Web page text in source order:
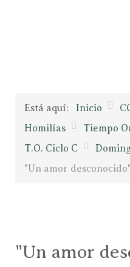
Está aquí: Inicio
Homilías
Tiempo
T.O. Ciclo C
"Un amor desconocido"
"Un amor